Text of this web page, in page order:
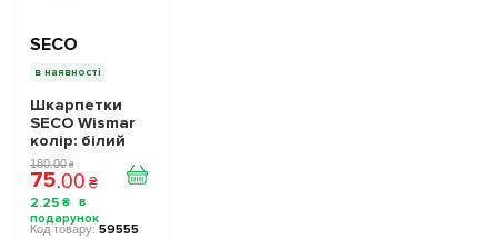
SECO
в наявності
Шкарпетки
SECO Wismar
колір: білий
180.00 ₴
75.00 ₴
2.25 ₴
59555